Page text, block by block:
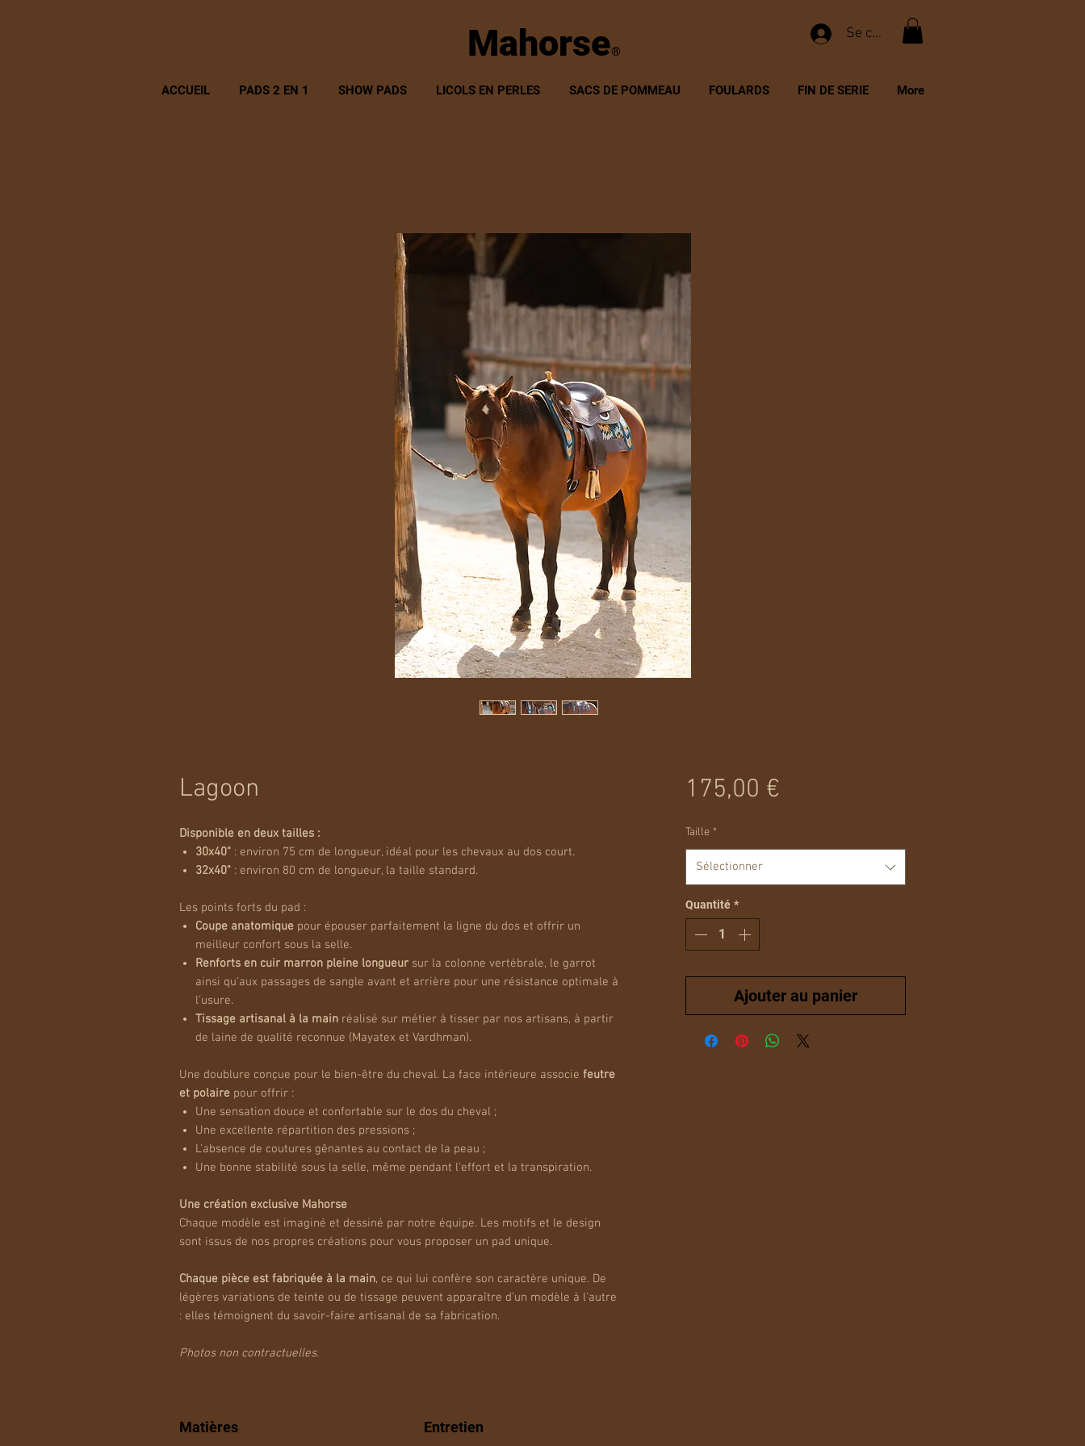
Mahorse®
Se connecter
ACCUEIL PADS 2 EN 1 SHOW PADS LICOLS EN PERLES SACS DE POMMEAU FOULARDS FIN DE SERIE More
Lagoon
Disponible en deux tailles :
30x40" : environ 75 cm de longueur, idéal pour les chevaux au dos court.
32x40" : environ 80 cm de longueur, la taille standard.
Les points forts du pad :
Coupe anatomique pour épouser parfaitement la ligne du dos et offrir un
meilleur confort sous la selle.
Renforts en cuir marron pleine longueur sur la colonne vertébrale, le garrot
ainsi qu'aux passages de sangle avant et arrière pour une résistance optimale à
l'usure.
Tissage artisanal à la main réalisé sur métier à tisser par nos artisans, à partir
de laine de qualité reconnue (Mayatex et Vardhman).
Une doublure conçue pour le bien-être du cheval. La face intérieure associe feutre
et polaire pour offrir :
Une sensation douce et confortable sur le dos du cheval ;
Une excellente répartition des pressions ;
L'absence de coutures gênantes au contact de la peau ;
Une bonne stabilité sous la selle, même pendant l'effort et la transpiration.
Une création exclusive Mahorse
Chaque modèle est imaginé et dessiné par notre équipe. Les motifs et le design
sont issus de nos propres créations pour vous proposer un pad unique.
Chaque pièce est fabriquée à la main, ce qui lui confère son caractère unique. De
légères variations de teinte ou de tissage peuvent apparaître d'un modèle à l'autre
: elles témoignent du savoir-faire artisanal de sa fabrication.
Photos non contractuelles.
Matières Entretien
175,00 €Prix
Taille *
Sélectionner
Quantité *
Ajouter au panier